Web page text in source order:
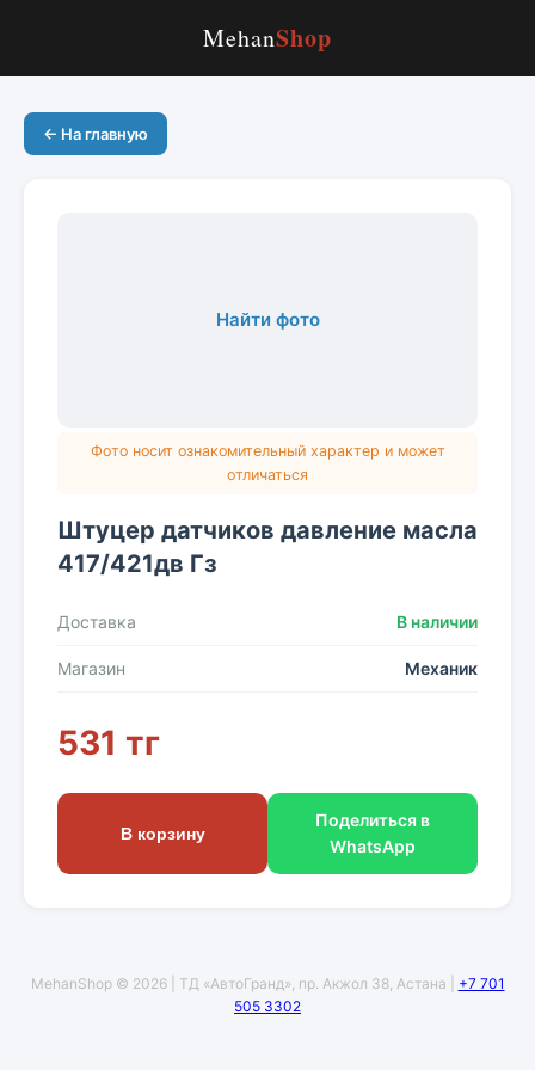
MehanShop
← На главную
Найти фото
Фото носит ознакомительный характер и может
отличаться
Штуцер датчиков давление масла
417/421дв Гз
Доставка В наличии
Магазин Механик
531 тг
В корзину
Поделиться в
WhatsApp
MehanShop © 2026 | ТД «АвтоГранд», пр. Акжол 38, Астана | +7 701
505 3302